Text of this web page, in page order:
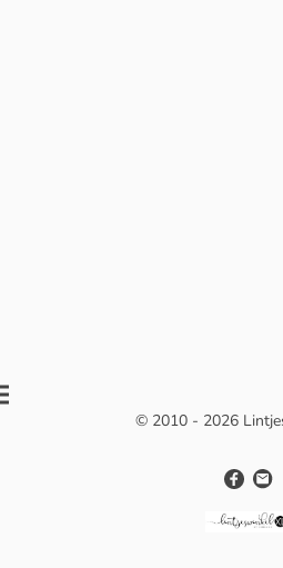
© 2010 - 2026